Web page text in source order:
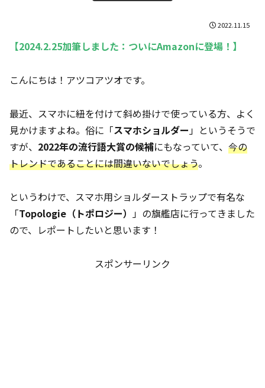
2022.11.15
【2024.2.25加筆しました：ついにAmazonに登場！】
こんにちは！アツコアツオです。
最近、スマホに紐を付けて斜め掛けで使っている方、よく
見かけますよね。俗に「スマホショルダー」というそうで
すが、 2022年の流行語大賞の候補にもなっていて、 今の
トレンドであることには間違いないでしょう。
というわけで、スマホ用ショルダーストラップで有名な
「Topologie（トポロジー）
」の旗艦店に行ってきました
ので、レポートしたいと思います！
スポンサーリンク